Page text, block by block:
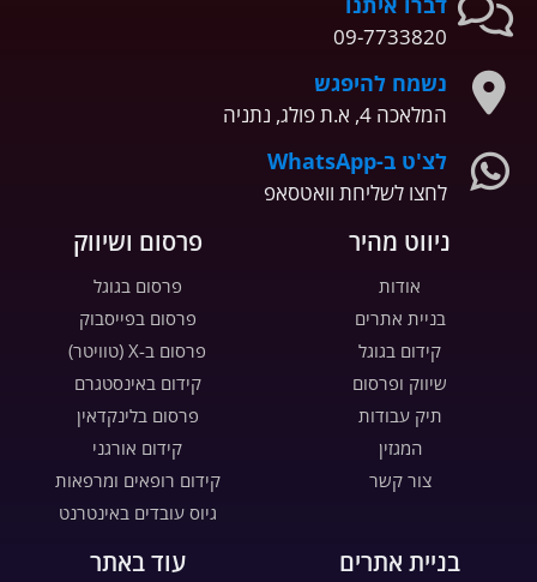
09-7733820
נשמח להיפגש
המלאכה 4, א.ת פולג, נתניה
לצ'ט ב-WhatsApp
לחצו לשליחת וואטסאפ
ניווט מהיר
אודות
בניית אתרים
קידום בגוגל
שיווק ופרסום
תיק עבודות
המגזין
צור קשר
פרסום ושיווק
פרסום בגוגל
פרסום בפייסבוק
פרסום ב-X (טוויטר)
קידום באינסטגרם
פרסום בלינקדאין
קידום אורגני
קידום רופאים ומרפאות
גיוס עובדים באינטרנט
בניית אתרים עוד באתר